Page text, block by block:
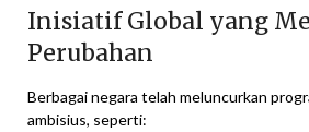
Inisiatif Global yang
Perubahan
Berbagai negara telah meluncurkan
ambisius, seperti: